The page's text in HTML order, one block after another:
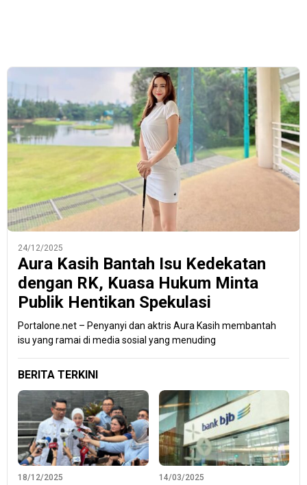
24/12/2025
Aura Kasih Bantah Isu Kedekatan
dengan RK, Kuasa Hukum Minta
Publik Hentikan Spekulasi
Portalone.net – Penyanyi dan aktris Aura Kasih membantah
isu yang ramai di media sosial yang menuding
BERITA TERKINI
18/12/2025 14/03/2025